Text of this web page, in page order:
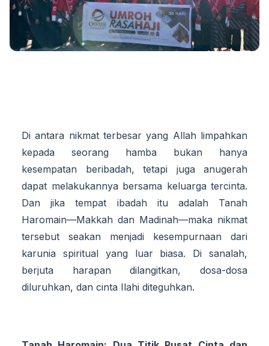
Di antara nikmat terbesar yang Allah limpahkan
kepada seorang hamba bukan hanya
kesempatan beribadah, tetapi juga anugerah
dapat melakukannya bersama keluarga tercinta.
Dan jika tempat ibadah itu adalah Tanah
Haromain—Makkah dan Madinah—maka nikmat
tersebut seakan menjadi kesempurnaan dari
karunia spiritual yang luar biasa. Di sanalah,
berjuta harapan dilangitkan, dosa-dosa
diluruhkan, dan cinta Ilahi diteguhkan.